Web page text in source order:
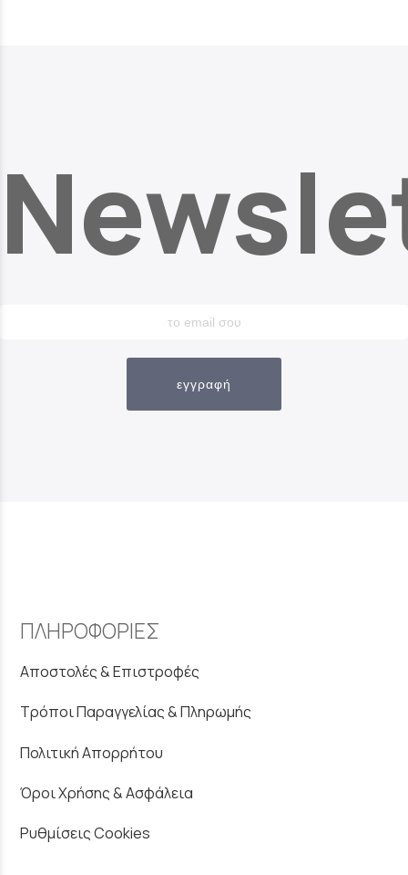
εγγραφή
ΠΛΗΡΟΦΟΡΙΕΣ
Αποστολές & Επιστροφές
Τρόποι Παραγγελίας & Πληρωμής
Πολιτική Απορρήτου
Όροι Χρήσης & Ασφάλεια
Ρυθμίσεις Cookies